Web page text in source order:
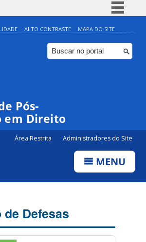
Simplifique!
Comunica BR
Participe
ALTO CONTRASTE MAPA DO SITE
Pós-
em Direito
Área Restrita Administradores do Site
MENU
Defesas